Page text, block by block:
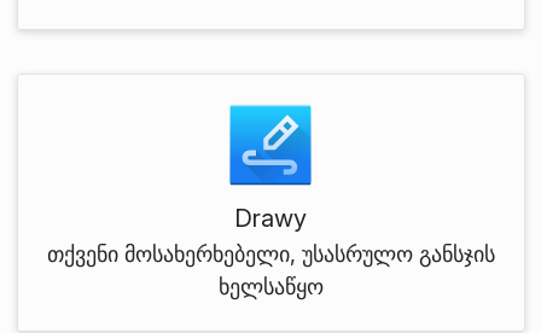
Drawy
თქვენი მოსახერხებელი, უსასრულო განსჯის
ხელსაწყო